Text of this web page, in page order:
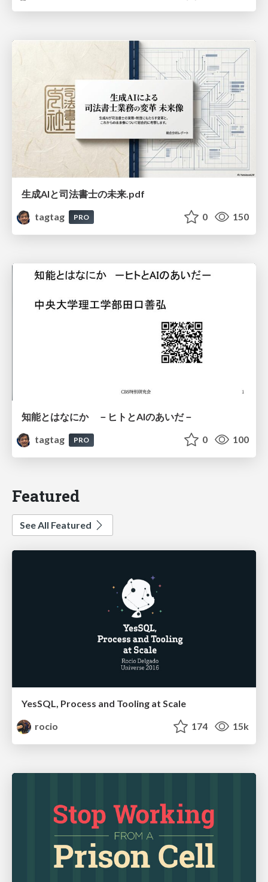
生成AIと司法書士の未来.pdf
tagtag
PRO 0 150
知能とはなにか －ヒトとAIのあいだ－
tagtag
PRO 0 100
Featured
See All Featured
YesSQL, Process and Tooling at Scale
rocio
174 15k